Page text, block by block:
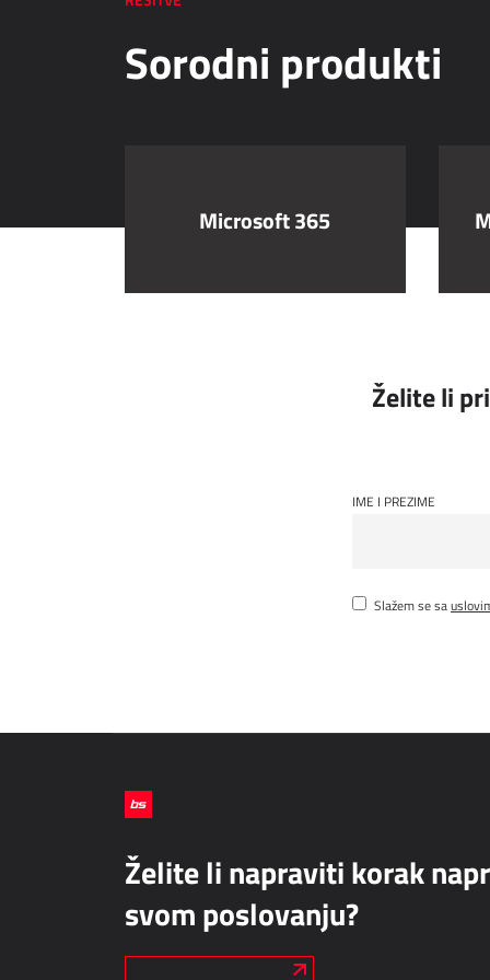
Sorodni produkti
Microsoft 365
Želite li
IME I PREZIME
Slažem se sa
Želite li napraviti korak
svom poslovanju?